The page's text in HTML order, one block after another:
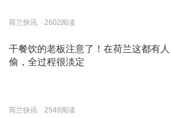
荷兰快讯 2602阅读
干餐饮的老板注意了！在荷兰这都有人
偷，全过程很淡定
荷兰快讯 2548阅读